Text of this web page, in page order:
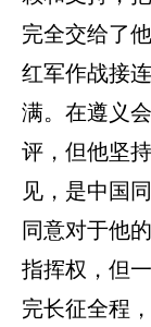
完全交给了
红军作战接
满。在遵义
评，但他坚
见，是中国
同意对于他
指挥权，但
完长征全程